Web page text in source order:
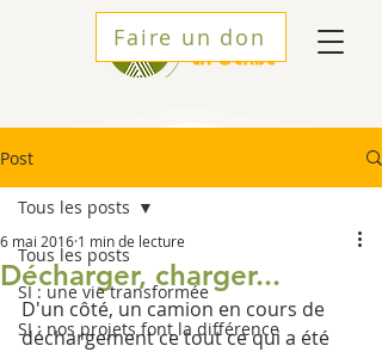
Faire un don
Post
Tous les posts
SI : une vie transformée
SI : nos projets font la différence
Tous les posts
Décharger, charger...
6 mai 2016 1 min de lecture
D'un côté, un camion en cours de
déchargement ce tout ce qui a été